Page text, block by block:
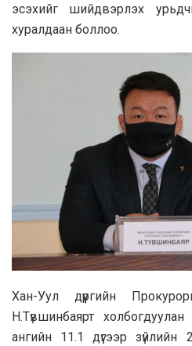
эсэхийг шийдвэрлэх
хуралдаан боллоо.
Хан-Уул дүүргийн
Н.Түвшинбаярт холбогдуулан
ангийн 11.1 дүгээр